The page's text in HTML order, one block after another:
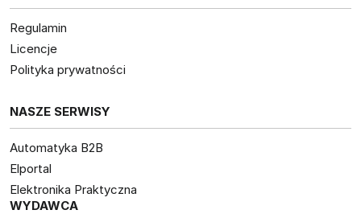
Regulamin
Licencje
Polityka prywatności
NASZE SERWISY
Automatyka B2B
Elportal
Elektronika Praktyczna
WYDAWCA